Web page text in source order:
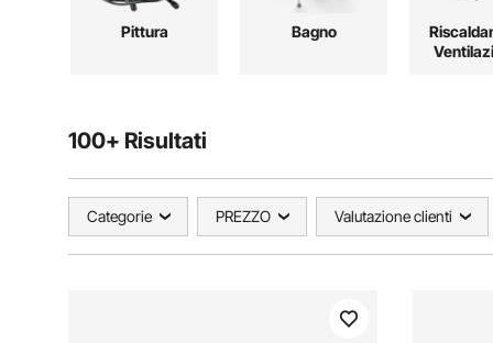
Pittura Bagno
100+ Risultati
Categorie PREZZO Valutazione clienti